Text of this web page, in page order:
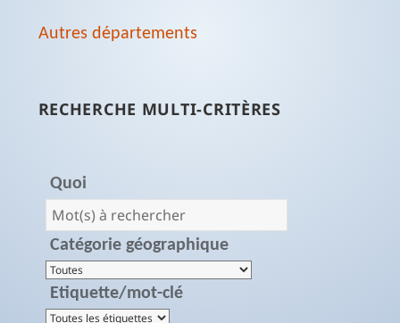
Autres départements
RECHERCHE MULTI-CRITÈRES
Quoi
Catégorie géographique
Etiquette/mot-clé